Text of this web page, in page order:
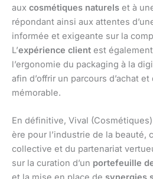
aux cosmétiques naturels et à
répondant ainsi aux attentes
informée et exigeante sur la
L’expérience client est
l’ergonomie du packaging à la
afin d’offrir un parcours d’achat
mémorable.
En définitive, Vival
ère pour l’industrie de la beauté,
collective et du partenariat
sur la curation d’un portefeuille